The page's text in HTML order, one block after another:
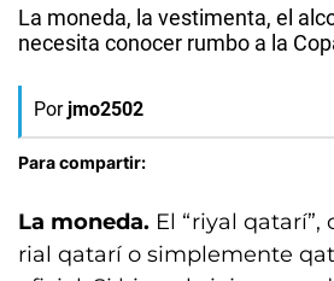
La moneda, la vestimenta, el
necesita conocer rumbo a la
Por jmo2502
Para compartir:
La moneda. El “riyal
rial qatarí o simplemente